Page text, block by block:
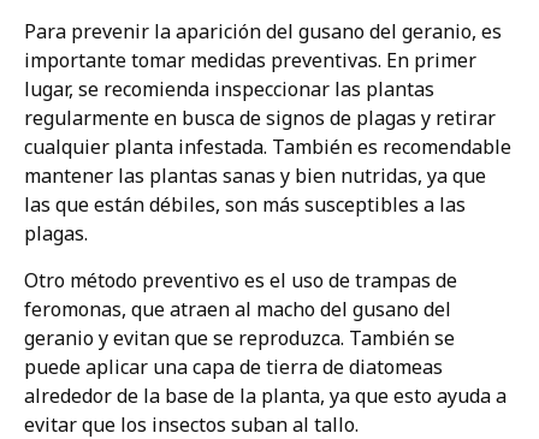
Para prevenir la aparición del gusano del geranio, es
importante tomar medidas preventivas. En primer
lugar, se recomienda inspeccionar las plantas
regularmente en busca de signos de plagas y retirar
cualquier planta infestada. También es recomendable
mantener las plantas sanas y bien nutridas, ya que
las que están débiles, son más susceptibles a las
plagas.
Otro método preventivo es el uso de trampas de
feromonas, que atraen al macho del gusano del
geranio y evitan que se reproduzca. También se
puede aplicar una capa de tierra de diatomeas
alrededor de la base de la planta, ya que esto ayuda a
evitar que los insectos suban al tallo.